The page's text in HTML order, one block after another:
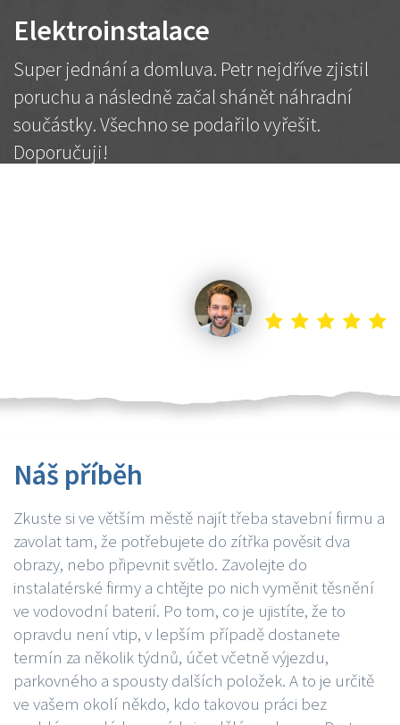
Elektroinstalace
Super jednání a domluva. Petr nejdříve zjistil
poruchu a následně začal shánět náhradní
součástky. Všechno se podařilo vyřešit.
Doporučuji!
Náš příběh
Zkuste si ve větším městě najít třeba stavební firmu a
zavolat tam, že potřebujete do zítřka pověsit dva
obrazy, nebo připevnit světlo. Zavolejte do
instalatérské firmy a chtějte po nich vyměnit těsnění
ve vodovodní baterií. Po tom, co je ujistíte, že to
opravdu není vtip, v lepším případě dostanete
termín za několik týdnů, účet včetně výjezdu,
parkovného a spousty dalších položek. A to je určitě
ve vašem okolí někdo, kdo takovou práci bez